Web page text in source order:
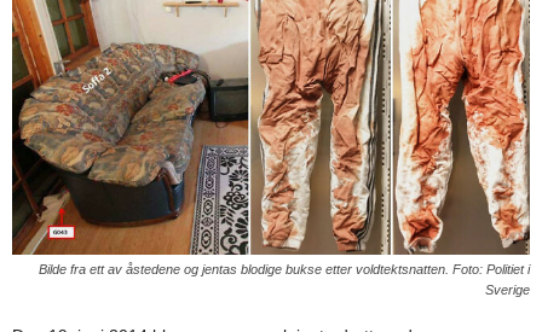
Bilde fra ett av åstedene og jentas blodige bukse etter voldtektsnatten. Foto: Politiet i
Sverige